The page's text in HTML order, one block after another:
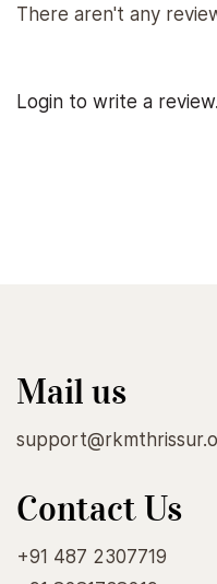
There aren't any
Login to write a review.
Mail us
Contact Us
+91 487 2307719